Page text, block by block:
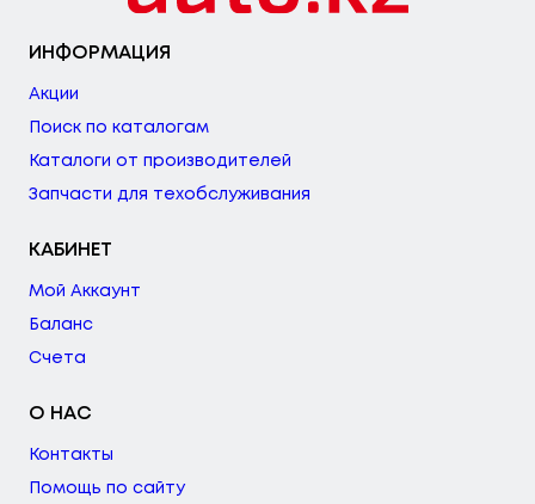
ИНФОРМАЦИЯ
Акции
Поиск по каталогам
Каталоги от производителей
Запчасти для техобслуживания
КАБИНЕТ
Мой Аккаунт
Баланс
Счета
О НАС
Контакты
Помощь по сайту